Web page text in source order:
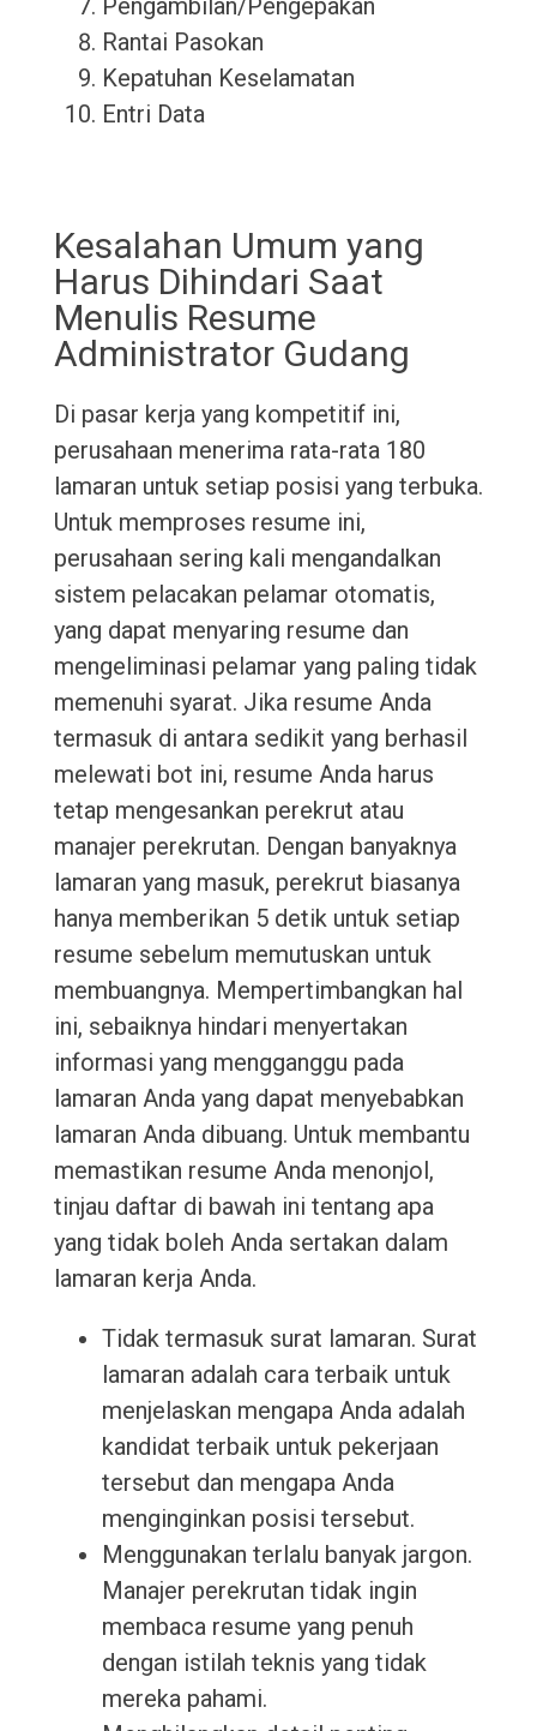
Pengambilan/Pengepakan
Rantai Pasokan
Kepatuhan Keselamatan
Entri Data
Kesalahan Umum yang
Harus Dihindari Saat
Menulis Resume
Administrator Gudang
Di pasar kerja yang kompetitif ini,
perusahaan menerima rata-rata 180
lamaran untuk setiap posisi yang terbuka.
Untuk memproses resume ini,
perusahaan sering kali mengandalkan
sistem pelacakan pelamar otomatis,
yang dapat menyaring resume dan
mengeliminasi pelamar yang paling tidak
memenuhi syarat. Jika resume Anda
termasuk di antara sedikit yang berhasil
melewati bot ini, resume Anda harus
tetap mengesankan perekrut atau
manajer perekrutan. Dengan banyaknya
lamaran yang masuk, perekrut biasanya
hanya memberikan 5 detik untuk setiap
resume sebelum memutuskan untuk
membuangnya. Mempertimbangkan hal
ini, sebaiknya hindari menyertakan
informasi yang mengganggu pada
lamaran Anda yang dapat menyebabkan
lamaran Anda dibuang. Untuk membantu
memastikan resume Anda menonjol,
tinjau daftar di bawah ini tentang apa
yang tidak boleh Anda sertakan dalam
lamaran kerja Anda.
Tidak termasuk surat lamaran. Surat
lamaran adalah cara terbaik untuk
menjelaskan mengapa Anda adalah
kandidat terbaik untuk pekerjaan
tersebut dan mengapa Anda
menginginkan posisi tersebut.
Menggunakan terlalu banyak jargon.
Manajer perekrutan tidak ingin
membaca resume yang penuh
dengan istilah teknis yang tidak
mereka pahami.